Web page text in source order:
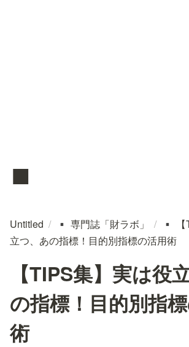
▪️
Untitled / ▪️ 専門誌「財ラボ」 / ▪️
立つ、あの指標！目的別指標の活用術
【TIPS集】実は役
の指標！目的別指
術